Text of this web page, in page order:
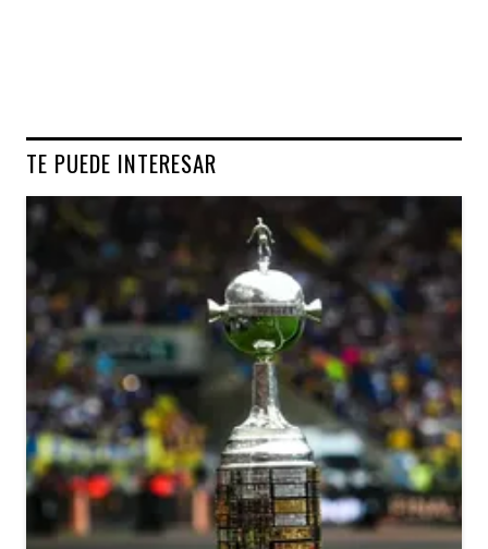
TE PUEDE INTERESAR